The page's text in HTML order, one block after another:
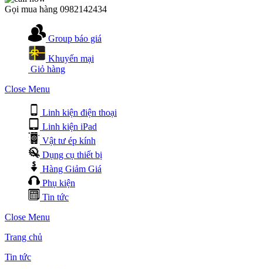
Gọi mua hàng 0982142434
Group báo giá
Khuyến mại
Giỏ hàng
Close Menu
Linh kiện điện thoại
Linh kiện iPad
Vật tư ép kính
Dụng cụ thiết bị
Hàng Giảm Giá
Phụ kiện
Tin tức
Close Menu
Trang chủ
Tin tức